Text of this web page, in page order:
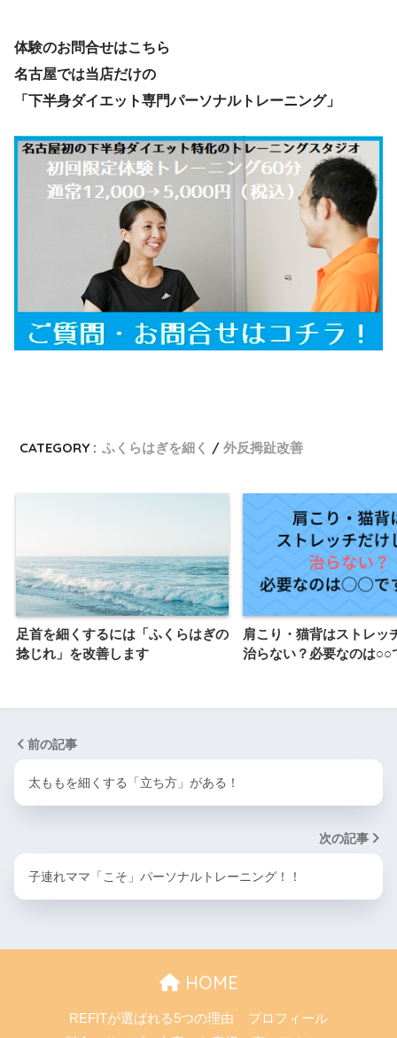
体験のお問合せはこちら
名古屋では当店だけの
「下半身ダイエット専門パーソナルトレーニング」
CATEGORY : ふくらはぎを細く 外反拇趾改善
足首を細くするには「ふくらはぎの
捻じれ」を改善します
肩こり・猫背はストレッ
治らない？必要なのは○○
前の記事
太ももを細くする「立ち方」がある！
次の記事
子連れママ「こそ」パーソナルトレーニング！！
HOME
REFITが選ばれる5つの理由
プロフィール